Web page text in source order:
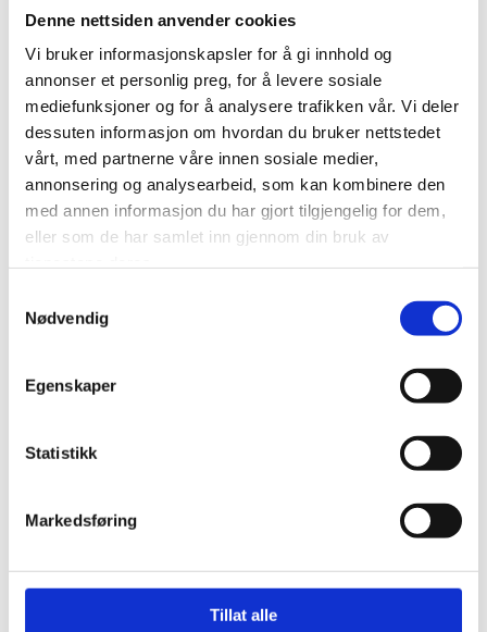
Denne nettsiden anvender cookies
Vi bruker informasjonskapsler for å gi innhold og
annonser et personlig preg, for å levere sosiale
mediefunksjoner og for å analysere trafikken vår. Vi deler
dessuten informasjon om hvordan du bruker nettstedet
vårt, med partnerne våre innen sosiale medier,
annonsering og analysearbeid, som kan kombinere den
med annen informasjon du har gjort tilgjengelig for dem,
eller som de har samlet inn gjennom din bruk av
Nødvendig
Egenskaper
Statistikk
Markedsføring
Tillat alle